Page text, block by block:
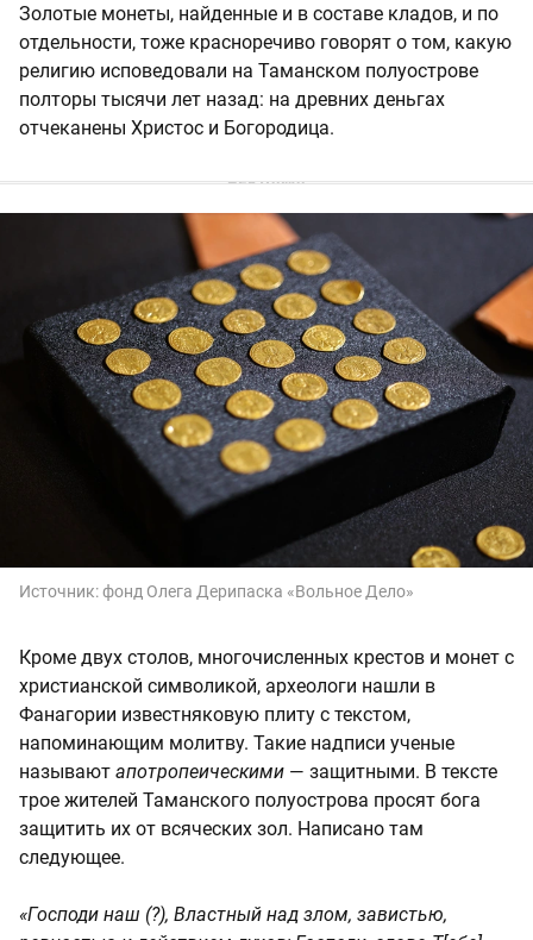
Золотые монеты, найденные и в составе кладов, и по
отдельности, тоже красноречиво говорят о том, какую
религию исповедовали на Таманском полуострове
полторы тысячи лет назад: на древних деньгах
отчеканены Христос и Богородица.
Источник:фонд Олега Дерипаска «Вольное Дело»
Кроме двух столов, многочисленных крестов и монет с
христианской символикой, археологи нашли в
Фанагории известняковую плиту с текстом,
напоминающим молитву. Такие надписи ученые
называют апотропеическими — защитными. В тексте
трое жителей Таманского полуострова просят бога
защитить их от всяческих зол. Написано там
следующее.
«Господи наш (?), Властный над злом, завистью,